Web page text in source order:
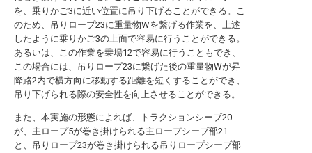
を、乗りかご3に近い位置に吊り下げることができる。こ
のため、吊りロープ23に重量物Wを繋げる作業を、上述
したように乗りかご3の上面で容易に行うことができる。
あるいは、この作業を乗場12で容易に行うこともでき、
この場合には、吊りロープ23に繋げた後の重量物Wが昇
降路2内で横方向に移動する距離を短くすることができ、
吊り下げられる際の安全性を向上させることができる。
また、本実施の形態によれば、トラクションシーブ20
が、主ロープ5が巻き掛けられる主ロープシーブ部21
と、吊りロープ23が巻き掛けられる吊りロープシーブ部